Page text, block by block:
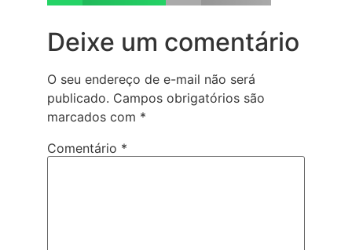
Deixe um comentário
O seu endereço de e-mail não será
publicado. Campos obrigatórios são
marcados com *
Comentário *